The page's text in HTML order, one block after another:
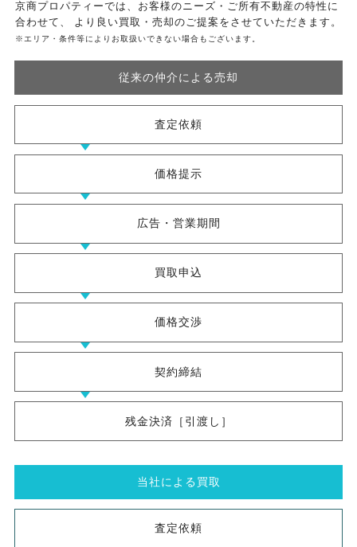
京商プロパティーでは、お客様のニーズ・ご所有不動産の特性に
合わせて、
より良い買取・売却のご提案をさせていただきます。
※エリア・条件等によりお取扱いできない場合もございます。
従来の仲介による売却
査定依頼
価格提示
広告・営業期間
買取申込
価格交渉
契約締結
残金決済［引渡し］
当社による買取
査定依頼